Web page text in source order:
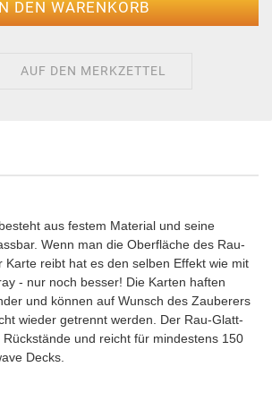
AUF DEN MERKZETTEL
aus festem Material und seine
Wenn man die Oberfläche des Rau-
Karte reibt hat es den selben Effekt wie mit
- nur noch besser! Die Karten haften
und können auf Wunsch des Zauberers
wieder getrennt werden. Der Rau-Glatt-
und reicht für mindestens 150
Decks.